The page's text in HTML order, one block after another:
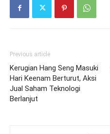
Previous article
Kerugian Hang Seng Masuki
Hari Keenam Berturut, Aksi
Jual Saham Teknologi
Berlanjut